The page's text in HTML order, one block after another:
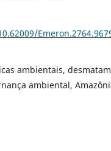
ambientais,
ambiental,